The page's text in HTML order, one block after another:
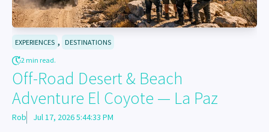
EXPERIENCES , DESTINATIONS
2 min read.
Off-Road Desert & Beach
Adventure El Coyote — La Paz
Rob Jul 17, 2026 5:44:33 PM